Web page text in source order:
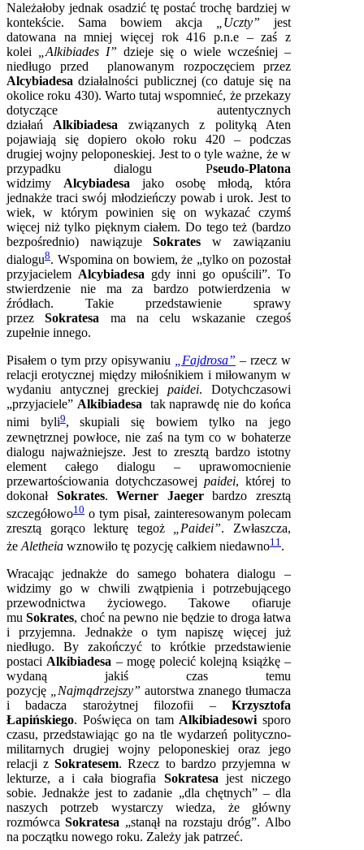
Należałoby jednak osadzić tę postać trochę bardziej w
kontekście. Sama bowiem akcja
„Uczty” jest
datowana na mniej więcej rok 416 p.n.e – zaś z
kolei
„Alkibiades I” dzieje się o wiele wcześniej –
niedługo przed planowanym rozpoczęciem przez
Alcybiadesadziałalności publicznej (co datuje się na
okolice roku 430). Warto tutaj wspomnieć, że przekazy
dotyczące autentycznych
działań Alkibiadesa związanych z polityką Aten
pojawiają się dopiero około roku 420 – podczas
drugiej wojny peloponeskiej. Jest to o tyle ważne, że w
przypadku dialogu Pseudo-Platona
widzimy Alcybiadesa jako osobę młodą, która
jednakże traci swój młodzieńczy powab i urok. Jest to
wiek, w którym powinien się on wykazać czymś
więcej niż tylko pięknym ciałem. Do tego też (bardzo
bezpośrednio) nawiązujeSokratesw zawiązaniu
dialogu8. Wspomina on bowiem, że „tylko on pozostał
przyjacielem Alcybiadesa gdy inni go opuścili”. To
stwierdzenie nie ma za bardzo potwierdzenia w
źródłach. Takie przedstawienie sprawy
przezSokratesa ma na celu wskazanie czegoś
zupełnie innego.
Pisałem o tym przy opisywaniu
„Fajdrosa” – rzecz w
relacji erotycznej między miłośnikiem i miłowanym w
wydaniu antycznej greckiej paidei. Dotychczasowi
„przyjaciele” Alkibiadesa
tak naprawdę nie do końca
nimi byli9, skupiali się bowiem tylko na jego
zewnętrznej powłoce, nie zaś na tym co w bohaterze
dialogu najważniejsze. Jest to zresztą bardzo istotny
element całego dialogu – uprawomocnienie
przewartościowania dotychczasowej paidei, której to
dokonał Sokrates.Werner Jaegerbardzo zresztą
szczegółowo10 o tym pisał, zainteresowanym polecam
zresztą gorąco lekturę tegoż
„Paidei”. Zwłaszcza,
że Aletheia wznowiło tę pozycję całkiem niedawno11.
Wracając jednakże do samego bohatera dialogu –
widzimy go w chwili zwątpienia i potrzebującego
przewodnictwa życiowego. Takowe ofiaruje
muSokrates, choć na pewno nie będzie to droga łatwa
i przyjemna. Jednakże o tym napiszę więcej już
niedługo. By zakończyć to krótkie przedstawienie
postaci Alkibiadesa – mogę polecić kolejną książkę –
wydaną jakiś czas temu
pozycję
„Najmądrzejszy” autorstwa znanego tłumacza
i badacza starożytnej filozofii – Krzysztofa
Łapińskiego. Poświęca on tam Alkibiadesowi sporo
czasu, przedstawiając go na tle wydarzeń polityczno-
militarnych drugiej wojny peloponeskiej oraz jego
relacji zSokratesem. Rzecz to bardzo przyjemna w
lekturze, a i cała biografia Sokratesajest niczego
sobie. Jednakże jest to zadanie „dla chętnych” – dla
naszych potrzeb wystarczy wiedza, że główny
rozmówcaSokratesa „stanął na rozstaju dróg”. Albo
na początku nowego roku. Zależy jak patrzeć.